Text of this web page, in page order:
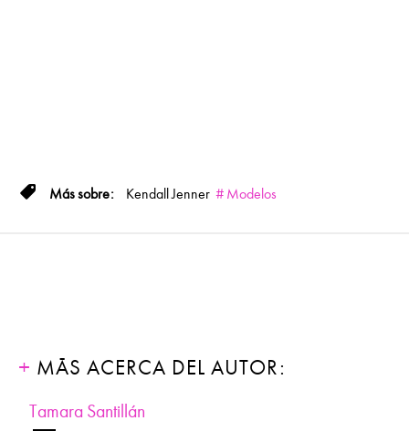
Kendall Jenner Modelos
MÁS ACERCA DEL AUTOR:
Tamara Santillán